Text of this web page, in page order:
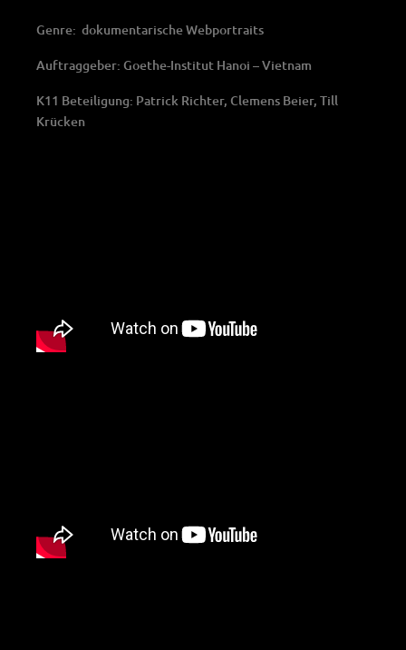
Genre: dokumentarische Webportraits
Auftraggeber: Goethe-Institut Hanoi – Vietnam
K11 Beteiligung: Patrick Richter, Clemens Beier, Till
Krücken